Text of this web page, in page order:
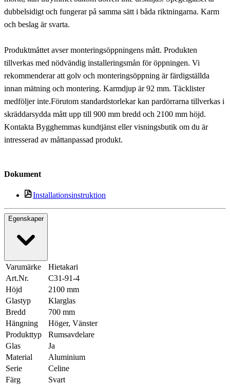
dubbelsidigt och fungerar på samma sätt i båda riktningarna. Karm
och beslag är svarta.
Produktmåttet avser monteringsöppningens mått. Produkten
tillverkas med nödvändig installeringsmån för öppningen. Vi
rekommenderar att golv och monteringsöppning är färdigställda
innan mätning och montering. Karmdjup är 92 mm. Täcklister
medföljer inte.Förutom standardstorlekar kan pardörrarna tillverkas i
skräddarsydda mått upp till 900 mm bredd och 2100 mm höjd.
Kontakta Bygghemmas kundtjänst eller visningsbutik om du är
intresserad av måttanpassad produkt.
Dokument
Installationsinstruktion
Egenskaper
Varumärke
Hietakari
Art.Nr.
C31-91-4
Höjd
2100 mm
Glastyp
Klarglas
Bredd
700 mm
Hängning
Höger, Vänster
Produkttyp
Rumsavdelare
Glas
Ja
Material
Aluminium
Serie
Celine
Färg
Svart